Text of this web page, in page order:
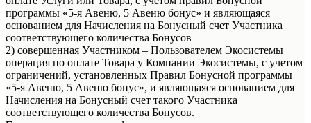
программы «5-я Авеню, 5 Авеню бонус» и являющаяся
основанием для Начисления на Бонусный счет Участника
соответствующего количества Бонусов
2) совершенная Участником – Пользователем Экосистемы
операция по оплате Товара у Компании Экосистемы, с учетом
ограничений, установленных Правил Бонусной программы
«5-я Авеню, 5 Авеню бонус», и являющаяся основанием для
Начисления на Бонусный счет такого Участника
соответствующего количества Бонусов.